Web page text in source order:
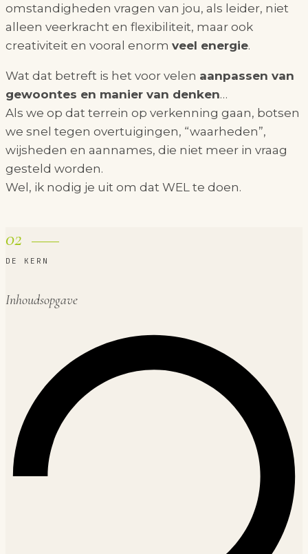
omstandigheden vragen van jou, als leider, niet
alleen veerkracht en flexibiliteit, maar ook
creativiteit en vooral enorm veel energie.
Wat dat betreft is het voor velen aanpassen van
gewoontes en manier van denken…
Als we op dat terrein op verkenning gaan, botsen
we snel tegen overtuigingen, “waarheden”,
wijsheden en aannames, die niet meer in vraag
gesteld worden.
Wel, ik nodig je uit om dat WEL te doen.
02
DE KERN
Inhoudsopgave